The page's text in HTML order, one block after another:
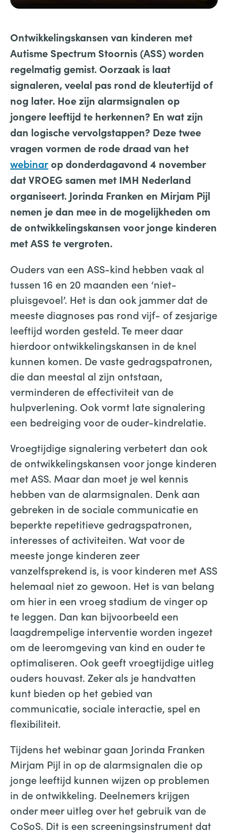
Ontwikkelingskansen van kinderen met
Autisme Spectrum Stoornis (ASS) worden
regelmatig gemist. Oorzaak is laat
signaleren, veelal pas rond de kleutertijd of
nog later. Hoe zijn alarmsignalen op
jongere leeftijd te herkennen? En wat zijn
dan logische vervolgstappen? Deze twee
vragen vormen de rode draad van het
webinarop donderdagavond 4 november
dat VROEG samen met IMH Nederland
organiseert. Jorinda Franken en Mirjam Pijl
nemen je dan mee in de mogelijkheden om
de ontwikkelingskansen voor jonge kinderen
met ASS te vergroten.
Ouders van een ASS-kind hebben vaak al
tussen 16 en 20 maanden een ‘niet-
pluisgevoel’. Het is dan ook jammer dat de
meeste diagnoses pas rond vijf- of zesjarige
leeftijd worden gesteld. Te meer daar
hierdoor ontwikkelingskansen in de knel
kunnen komen. De vaste gedragspatronen,
die dan meestal al zijn ontstaan,
verminderen de effectiviteit van de
hulpverlening. Ook vormt late signalering
een bedreiging voor de ouder-kindrelatie.
Vroegtijdige signalering verbetert dan ook
de ontwikkelingskansen voor jonge kinderen
met ASS. Maar dan moet je wel kennis
hebben van de alarmsignalen. Denk aan
gebreken in de sociale communicatie en
beperkte repetitieve gedragspatronen,
interesses of activiteiten. Wat voor de
meeste jonge kinderen zeer
vanzelfsprekend is, is voor kinderen met ASS
helemaal niet zo gewoon. Het is van belang
om hier in een vroeg stadium de vinger op
te leggen. Dan kan bijvoorbeeld een
laagdrempelige interventie worden ingezet
om de leeromgeving van kind en ouder te
optimaliseren. Ook geeft vroegtijdige uitleg
ouders houvast. Zeker als je handvatten
kunt bieden op het gebied van
communicatie, sociale interactie, spel en
flexibiliteit.
Tijdens het webinar gaan Jorinda Franken
Mirjam Pijl in op de alarmsignalen die op
jonge leeftijd kunnen wijzen op problemen
in de ontwikkeling. Deelnemers krijgen
onder meer uitleg over het gebruik van de
CoSoS. Dit is een screeningsinstrument dat